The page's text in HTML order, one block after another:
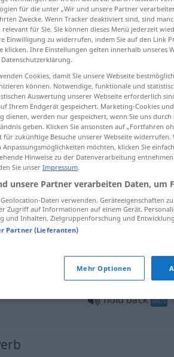
verschweigen
hold back
hold back
hold back
etc
I’m sure
hold back MUS
für die unter „Wir und unsere Partner
Zwecke. Wenn Tracker deaktiviert sind, sind
relevant für Sie. Sie können dieses Menü jederzeit
Einwilligung zu widerrufen, indem Sie auf den Link
klicken. Ihre Einstellungen gelten innerhalb unseres
Cookies, damit Sie unsere Webseite
können. Notwendige, funktionale und
Auswertung unserer Webseite erforderlich
Ihrem Endgerät gespeichert. Marketing-Cookies
dienen, werden nur gespeichert, wenn Sie uns
geben. Klicken Sie ansonsten auf „Fortfahren
für zukünftige Besuche unserer Webseite
Anpassungsmöglichkeiten möchten, klicken Sie
Hinweise zu der Datenverarbeitung
Sie unser Impressum.
unsere Partner verarbeiten Daten, um
Geolocation-Daten verwenden. Geräteeigenschaften
Zugriff auf Informationen auf einem Gerät.
und Inhalten, Zielgruppenforschung und
Partner (Lieferanten)
Mehr Optionen